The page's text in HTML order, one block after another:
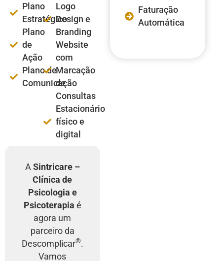
Faturação
Automática
Plano
Estratégico
Plano
de
Ação
Plano de
Comunicação
Logo
Design e
Branding
Website
com
Marcação
de
Consultas
Estacionário
físico e
digital
A Sintricare –
Clínica de
Psicologia e
Psicoterapia é
agora um
parceiro da
Descomplicar®.
Vamos